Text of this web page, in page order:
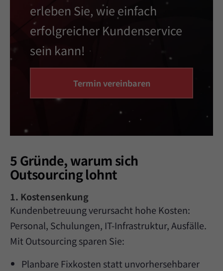
erleben Sie, wie einfach
erfolgreicher Kundenservice
sein kann!
Termin vereinbaren
5 Gründe, warum sich
Outsourcing lohnt
1. Kostensenkung
Kundenbetreuung verursacht hohe Kosten:
Personal, Schulungen, IT-Infrastruktur, Ausfälle.
Mit Outsourcing sparen Sie:
Planbare Fixkosten statt unvorhersehbarer